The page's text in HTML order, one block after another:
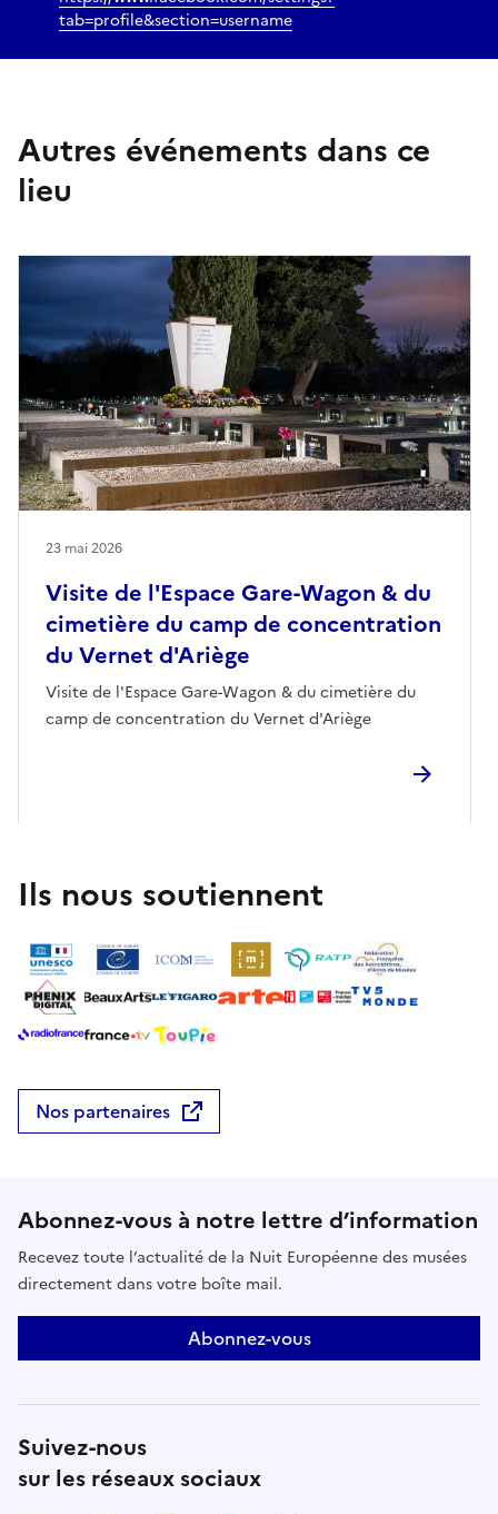
tab=profile&section=username
Autres événements dans ce
lieu
Visite de l'Espace Gare-Wagon & du
cimetière du camp de concentration
du Vernet d'Ariège
Visite de l'Espace Gare-Wagon & du cimetière du
camp de concentration du Vernet d'Ariège
23 mai 2026
Ils nous soutiennent
Nos partenaires
Abonnez-vous à notre lettre d’information
Recevez toute l’actualité de la Nuit Européenne des musées
directement dans votre boîte mail.
Abonnez-vous
Suivez-nous
sur les réseaux sociaux